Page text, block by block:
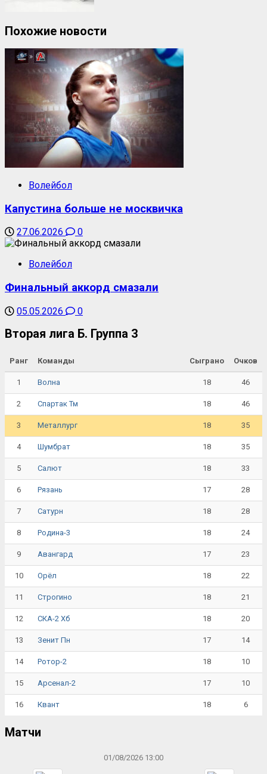
Похожие новости
Волейбол
Капустина больше не москвичка
27.06.2026 0
Волейбол
Финальный аккорд смазали
05.05.2026 0
Вторая лига Б. Группа 3
Ранг Команды Сыграно Очков
1 Волна 18 46
2 Спартак Тм 18 46
3 Металлург 18 35
4 Шумбрат 18 35
5 Салют 18 33
6 Рязань 17 28
7 Сатурн 18 28
8 Родина-3 18 24
9 Авангард 17 23
10 Орёл 18 22
11 Строгино 18 21
12 СКА-2 Хб 18 20
13 Зенит Пн 17 14
14 Ротор-2 18 10
15 Арсенал-2 17 10
16 Квант 18 6
Матчи
01/08/2026 13:00